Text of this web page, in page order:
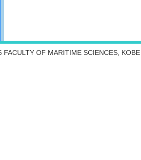
OF MARITIME SCIENCES,